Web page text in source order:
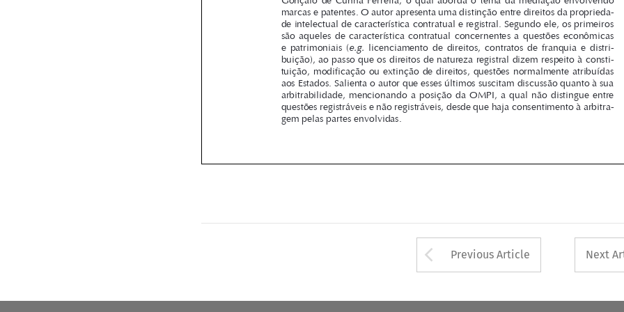



  






tuição, modificação ou extinção de direitos, questões normalmente atribuídas
aos Estados. Salienta o autor que esses últimos suscitam discussão quanto à sua
arbitrabilidade,  mencionando  a  posição  da  OMPI,  a  qual  não  distingue  entre
questões registráveis e não registráveis, desde que haja consentimento à arbitra-
gem pelas partes envolvidas.
Arrow button used
Previous Article Next